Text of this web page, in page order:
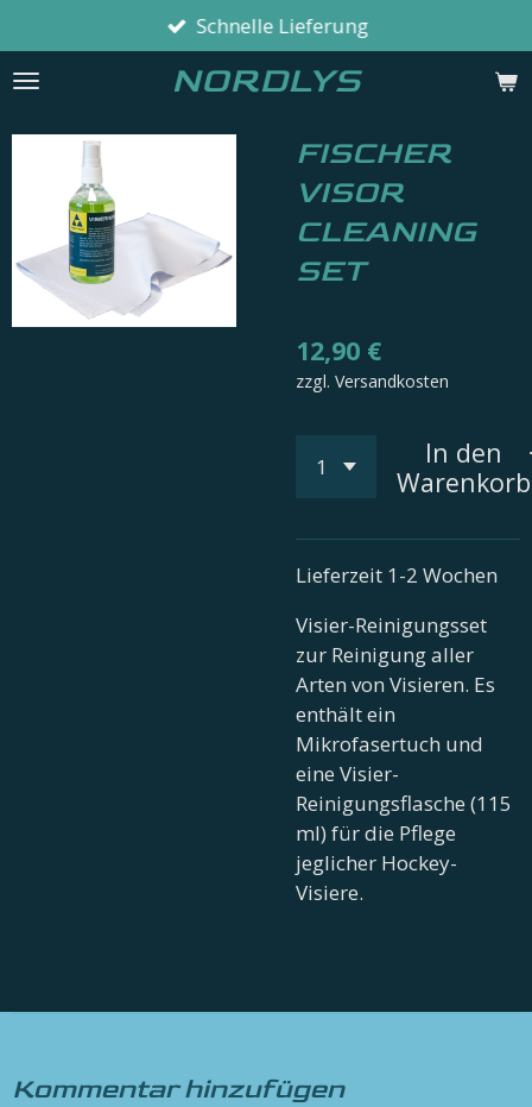
Hauptinhalt
springen
NORDLYS
Schnelle Lieferung
FISCHER
VISOR
CLEANING
SET
12,90 €
zzgl. Versandkosten
In den
Warenkorb
Lieferzeit 1-2 Wochen
Visier-Reinigungsset
zur Reinigung aller
Arten von Visieren. Es
enthält ein
Mikrofasertuch und
eine Visier-
Reinigungsflasche (115
ml) für die Pflege
jeglicher Hockey-
Visiere.
Kommentar hinzufügen